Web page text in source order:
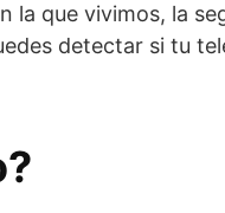
la que vivimos, la
detectar si tu